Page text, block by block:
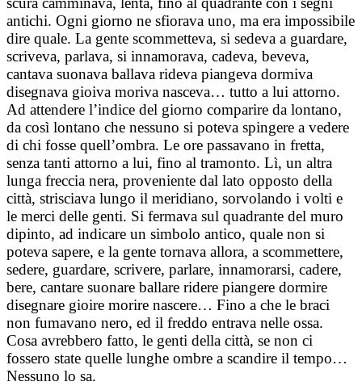
antichi. Ogni giorno ne sfiorava uno, ma era impossibile
dire quale. La gente scommetteva, si sedeva a guardare,
scriveva, parlava, si innamorava, cadeva, beveva,
cantava suonava ballava rideva piangeva dormiva
disegnava gioiva moriva nasceva… tutto a lui attorno.
Ad attendere l’indice del giorno comparire da lontano,
da così lontano che nessuno si poteva spingere a vedere
di chi fosse quell’ombra. Le ore passavano in fretta,
senza tanti attorno a lui, fino al tramonto. Lì, un altra
lunga freccia nera, proveniente dal lato opposto della
città, strisciava lungo il meridiano, sorvolando i volti e
le merci delle genti. Si fermava sul quadrante del muro
dipinto, ad indicare un simbolo antico, quale non si
poteva sapere, e la gente tornava allora, a scommettere,
sedere, guardare, scrivere, parlare, innamorarsi, cadere,
bere, cantare suonare ballare ridere piangere dormire
disegnare gioire morire nascere… Fino a che le braci
non fumavano nero, ed il freddo entrava nelle ossa.
Cosa avrebbero fatto, le genti della città, se non ci
fossero state quelle lunghe ombre a scandire il tempo…
Nessuno lo sa.